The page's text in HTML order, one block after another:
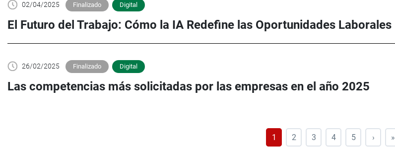
02/04/2025 Finalizado Digital
El Futuro del Trabajo: Cómo la IA Redefine las Oportunidades Laborales
26/02/2025 Finalizado Digital
Las competencias más solicitadas por las empresas en el año 2025
1 2 3 4 5 › »